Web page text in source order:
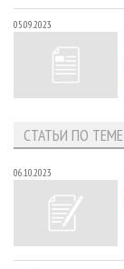
05.09.2023
СТАТЬИ ПО ТЕМЕ
06.10.2023